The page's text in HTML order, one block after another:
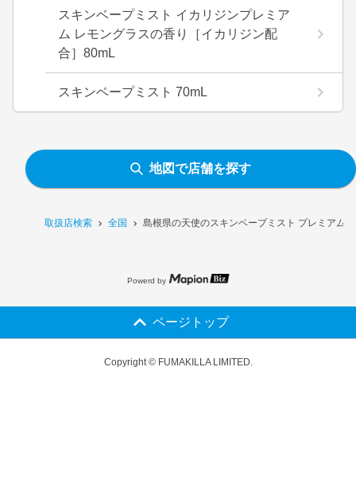
取扱店検索 全国 島根県の天使のスキンベープミスト プレミアム
スキンベープミスト イカリジンプレミア
ム レモングラスの香り［イカリジン配
合］80mL
スキンベープミスト 70mL
地図で店舗を探す
Powerd by
ページトップ
Copyright © FUMAKILLA LIMITED.